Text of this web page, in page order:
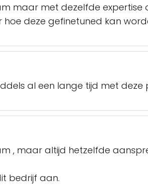
maar met dezelfde
deze gefinetuned kan
al een lange tijd met
, maar altijd hetzelfde
bedrijf aan.